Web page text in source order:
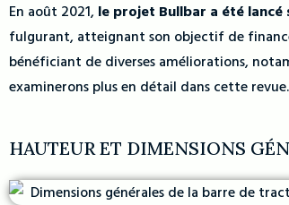
En août 2021, le projet Bullbar a été
fulgurant, atteignant son objectif de
bénéficiant de diverses améliorations,
examinerons plus en détail dans cette revue.
HAUTEUR ET DIMENSIONS